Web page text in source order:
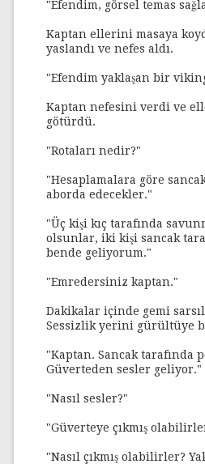
"Efendim, görsel temas
Kaptan ellerini masaya
yaslandı ve nefes aldı.
"Efendim yaklaşan bir
Kaptan nefesini verdi ve
götürdü.
"Rotaları nedir?"
"Hesaplamalara göre
aborda edecekler."
"Üç kişi kıç tarafında
olsunlar, iki kişi sancak
bende geliyorum."
"Emredersiniz kaptan."
Dakikalar içinde gemi
Sessizlik yerini gürültüye
"Kaptan. Sancak tarafında
Güverteden sesler geliyor."
"Nasıl sesler?"
"Güverteye çıkmış
"Nasıl çıkmış olabilirler?